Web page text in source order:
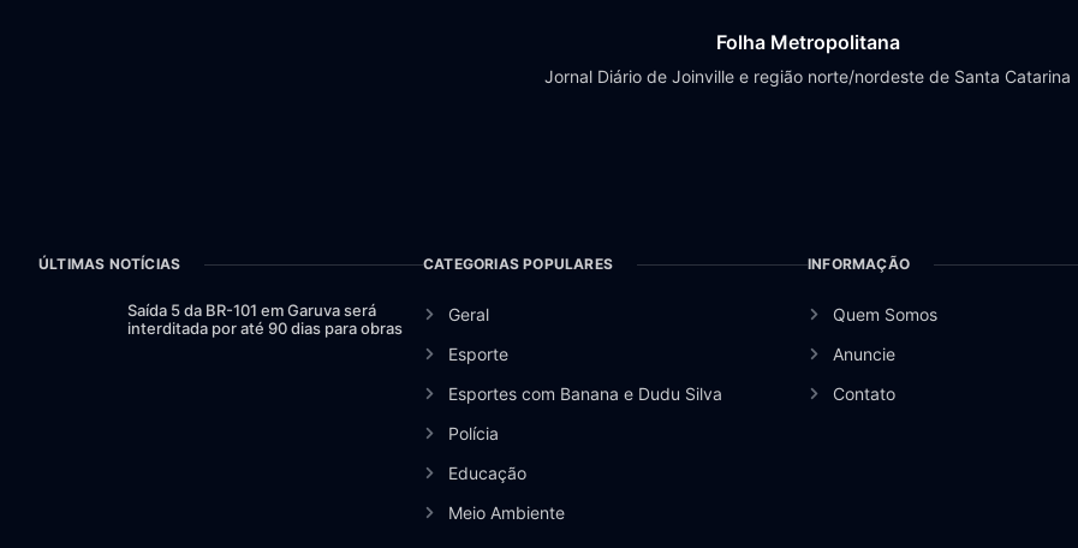
Folha Metropolitana
Jornal Diário de Joinville e região norte/nordeste de Santa Catarina
ÚLTIMAS NOTÍCIAS
Saída 5 da BR-101 em Garuva será
interditada por até 90 dias para obras
CATEGORIAS POPULARES
Geral
Esporte
Esportes com Banana e Dudu Silva
Polícia
Educação
Meio Ambiente
INFORMAÇÃO
Quem Somos
Anuncie
Contato